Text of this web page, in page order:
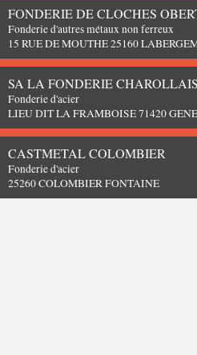
FONDERIE DE CLOCHES
Fonderie d'autres métaux non ferreux
15 RUE DE MOUTHE 25160
SA LA FONDERIE
Fonderie d'acier
LIEU DIT LA FRAMBOISE 71420
CASTMETAL COLOMBIER
Fonderie d'acier
25260 COLOMBIER FONTAINE